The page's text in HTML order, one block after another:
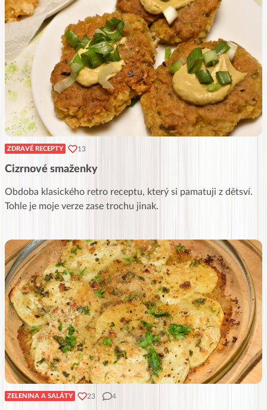
ZDRAVÉ RECEPTY 13
Cizrnové smaženky
Obdoba klasického retro receptu, který si pamatuji z dětsví.
Tohle je moje verze zase trochu jinak.
ZELENINA A SALÁTY 23 4